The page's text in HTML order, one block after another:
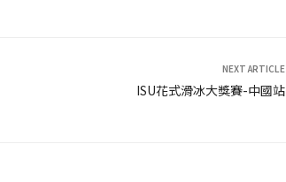
NEXT ARTICLE
ISU花式滑冰大獎賽-中國站